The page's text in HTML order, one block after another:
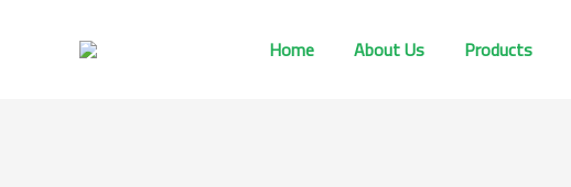
Home About Us Products